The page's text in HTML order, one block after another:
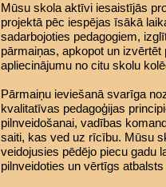
Mūsu skola aktīvi iesaistījās
projektā pēc iespējas īsākā
sadarbojoties pedagogiem,
pārmaiņas, apkopot un
apliecinājumu no citu skolu
Pārmaiņu ieviešanā svarīga
kvalitatīvas pedagoģijas
pilnveidošanai, vadības
saiti, kas ved uz rīcību. Mūsu
veidojusies pēdējo piecu gadu
pilnveidoties un vērtīgs